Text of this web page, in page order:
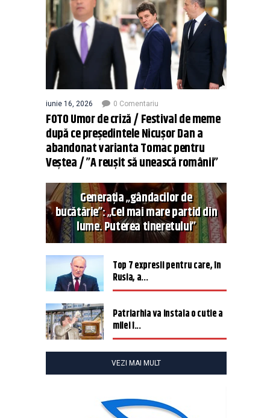
iunie 16, 2026 0 Comentariu
FOTO Umor de criză / Festival de meme
după ce președintele Nicușor Dan a
abandonat varianta Tomac pentru
Veștea / ”A reușit să unească românii”
Generația „gândacilor de
bucătărie”: „Cel mai mare partid din
lume. Puterea tineretului”
Top 7 expresii pentru care, în
Rusia, a...
Patriarhia va instala o cutie a
milei î...
VEZI MAI MULT